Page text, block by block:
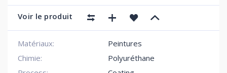
Voir le produit
Matériaux:
Peintures
Chimie:
Polyuréthane